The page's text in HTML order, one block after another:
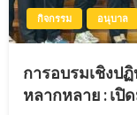
กิจกรรม อนุบาล
การอบรมเชิงป
หลากหลาย : เปิ